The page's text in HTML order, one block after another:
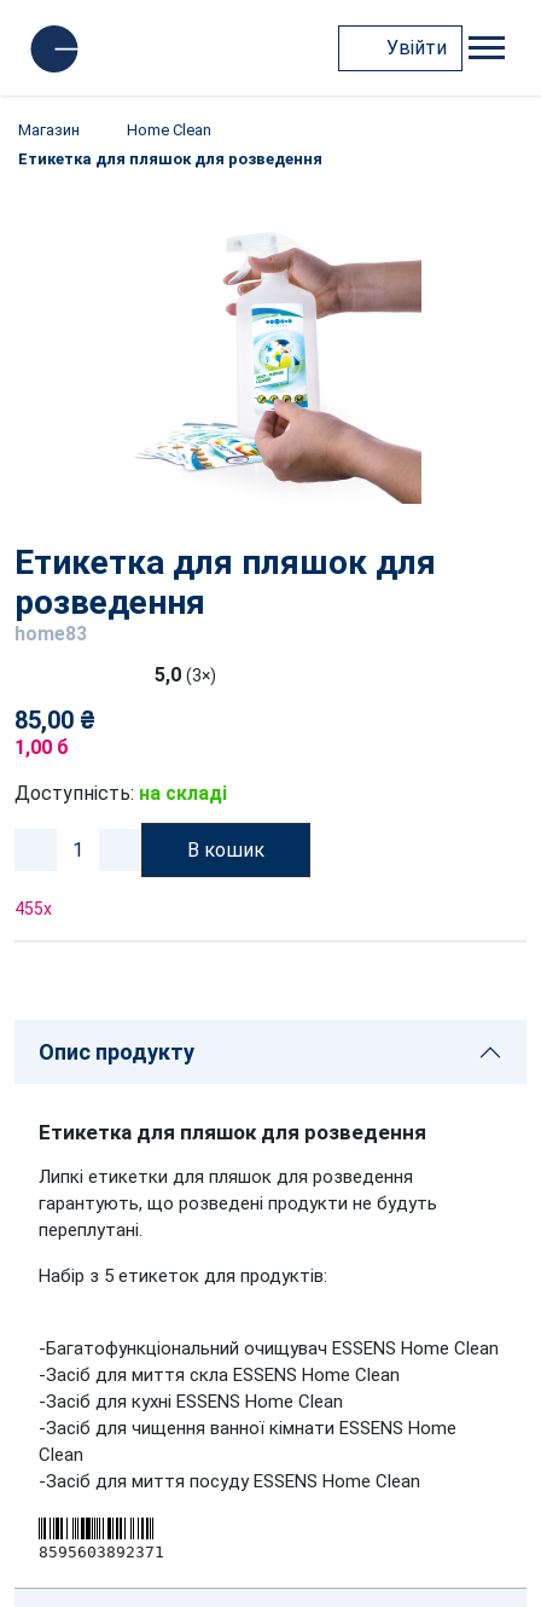
Увійти
Магазин
Home Clean
Етикеткa для пляшок для розведення
Етикеткa для пляшок для
розведення
home83
5,0 (3×)
85,00 ₴
1,00 б
Доступність: на складі
В кошик
455x
Опис продукту
Етикеткa для пляшок для розведення
Липкі етикетки для пляшок для розведення
гарантують, що розведені продукти не будуть
переплутані.
Набір з 5 етикеток для продуктів:
-Багатофункціональний очищувач ESSENS Home Clean
-Засіб для миття скла ESSENS Home Clean
-Засіб для кухні ESSENS Home Clean
-Засіб для чищення ванної кімнати ESSENS Home
Clean
-Засіб для миття посуду ESSENS Home Clean
8595603892371